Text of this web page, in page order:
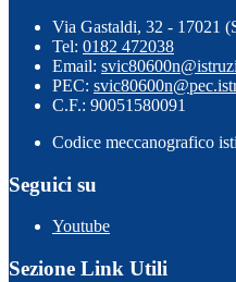
Via Gastaldi, 32 - 17021
Tel: 0182 472038
Email:
PEC:
C.F.: 90051580091
Codice meccanografico
Seguici su
Youtube
Sezione Link Utili